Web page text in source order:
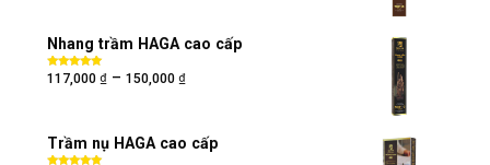
Nhang trầm HAGA cao cấp
Được xếp
hạng5.005
117,000 ₫ – 150,000 ₫
Trầm nụ HAGA cao cấp